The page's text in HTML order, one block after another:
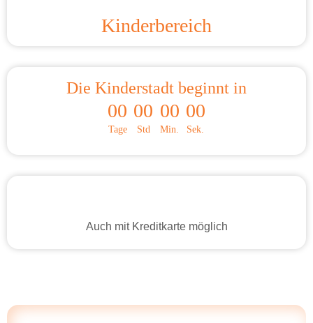
Kinderbereich
Die Kinderstadt beginnt in
00
Tage
00
Std
00
Min.
00
Sek.
Auch mit Kreditkarte möglich